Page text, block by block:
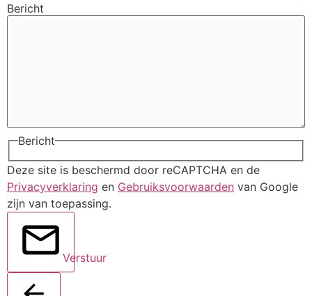
Bericht
Bericht
Deze site is beschermd door reCAPTCHA en de
Privacyverklaring en Gebruiksvoorwaarden van Google
zijn van toepassing.
Verstuur